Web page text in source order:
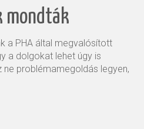
mondták
a PHA által megvalósított
a dolgokat lehet úgy is
ne problémamegoldás legyen,